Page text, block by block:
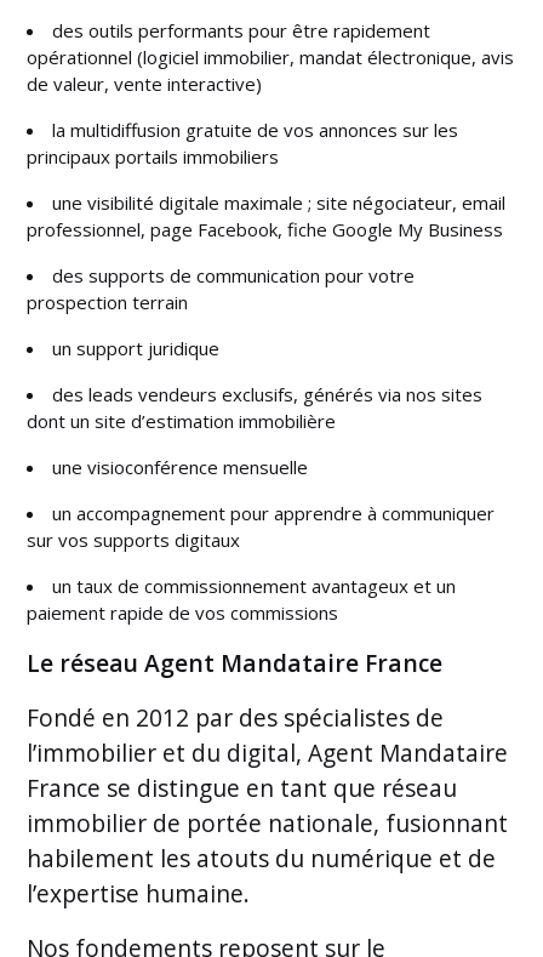
des outils performants pour être rapidement
opérationnel (logiciel immobilier, mandat électronique, avis
de valeur, vente interactive)
la multidiffusion gratuite de vos annonces sur les
principaux portails immobiliers
une visibilité digitale maximale ; site négociateur, email
professionnel, page Facebook, fiche Google My Business
des supports de communication pour votre
prospection terrain
un support juridique
des leads vendeurs exclusifs, générés via nos sites
dont un site d’estimation immobilière
une visioconférence mensuelle
un accompagnement pour apprendre à communiquer
sur vos supports digitaux
un taux de commissionnement avantageux et un
paiement rapide de vos commissions
Le réseau Agent Mandataire France
Fondé en 2012 par des spécialistes de
l’immobilier et du digital, Agent Mandataire
France se distingue en tant que réseau
immobilier de portée nationale, fusionnant
habilement les atouts du numérique et de
l’expertise humaine.
Nos fondements reposent sur le